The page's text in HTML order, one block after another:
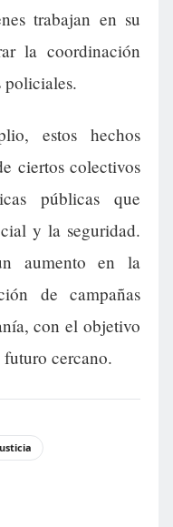
trabajan en su
la coordinación
policiales.
estos hechos
ciertos colectivos
públicas que
y la seguridad.
aumento en la
de campañas
con el objetivo
cercano.